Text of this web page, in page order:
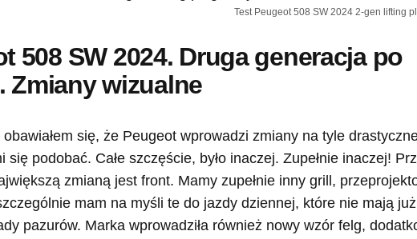
Test Peugeot 508 SW 2024 2-gen lifting
508 SW 2024. Druga generacja po
Zmiany wizualne
się, że Peugeot wprowadzi zmiany na tyle
się podobać. Całe szczęście, było inaczej. Zupełnie inaczej!
zmianą jest front. Mamy zupełnie inny grill,
mam na myśli te do jazdy dziennej, które nie mają
pazurów. Marka wprowadziła również nowy wzór felg,